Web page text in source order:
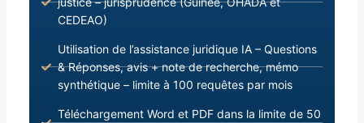
CEDEAO)
Utilisation de l’assistance juridique IA – Questions
& Réponses, avis + note de recherche, mémo
synthétique – limite à 100 requêtes par mois
Téléchargement Word et PDF dans la limite de 50